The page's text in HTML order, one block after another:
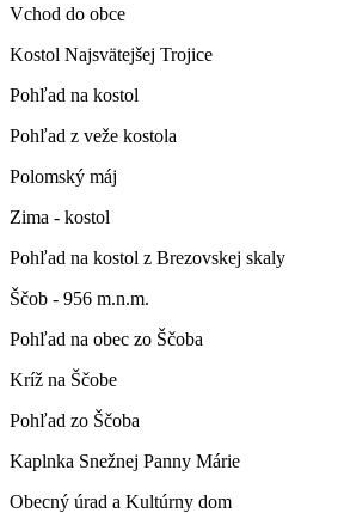
Vchod do obce
Kostol Najsvätejšej Trojice
Pohľad na kostol
Pohľad z veže kostola
Polomský máj
Zima - kostol
Pohľad na kostol z Brezovskej skaly
Ščob - 956 m.n.m.
Pohľad na obec zo Ščoba
Kríž na Ščobe
Pohľad zo Ščoba
Kaplnka Snežnej Panny Márie
Obecný úrad a Kultúrny dom